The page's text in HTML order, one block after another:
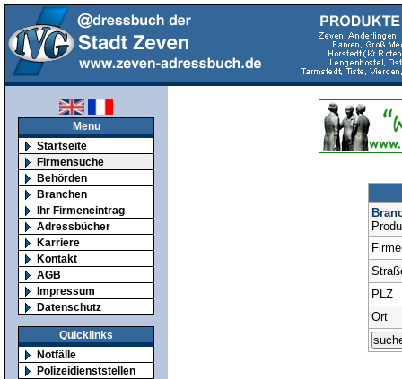
Menu
Startseite
Firmensuche
Behörden
Branchen
Ihr Firmeneintrag
Adressbücher
Karriere
Kontakt
AGB
Impressum
Datenschutz
Quicklinks
Notfälle
Polizeidienststellen
PLZ
Ort